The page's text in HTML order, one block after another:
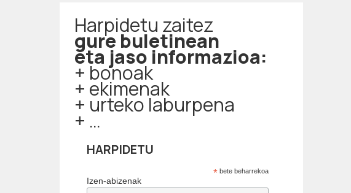
Harpidetu zaitez
gure buletinean
eta jaso informazioa:
+ bonoak
+ ekimenak
+ urteko laburpena
+ …
HARPIDETU
*bete beharrekoa
Izen-abizenak